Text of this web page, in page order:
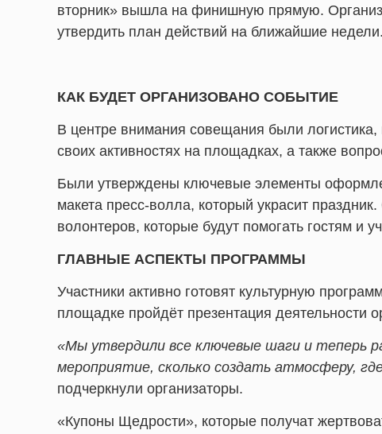
вторник» вышла на финишную прямую.
утвердить план действий на ближайшие недели.
КАК БУДЕТ ОРГАНИЗОВАНО СОБЫТИЕ
В центре внимания совещания были
своих активностях на площадках, а также
Были утверждены ключевые элементы
макета пресс-волла, который украсит
волонтеров, которые будут помогать гостям и
ГЛАВНЫЕ АСПЕКТЫ ПРОГРАММЫ
Участники активно готовят культурную
площадке пройдёт презентация деятельности
«Мы утвердили все ключевые шаги и теперь
мероприятие, сколько создать атмосферу,
подчеркнули организаторы.
«Купоны Щедрости», которые получат